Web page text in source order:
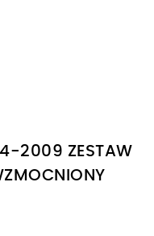
2009 ZESTAW